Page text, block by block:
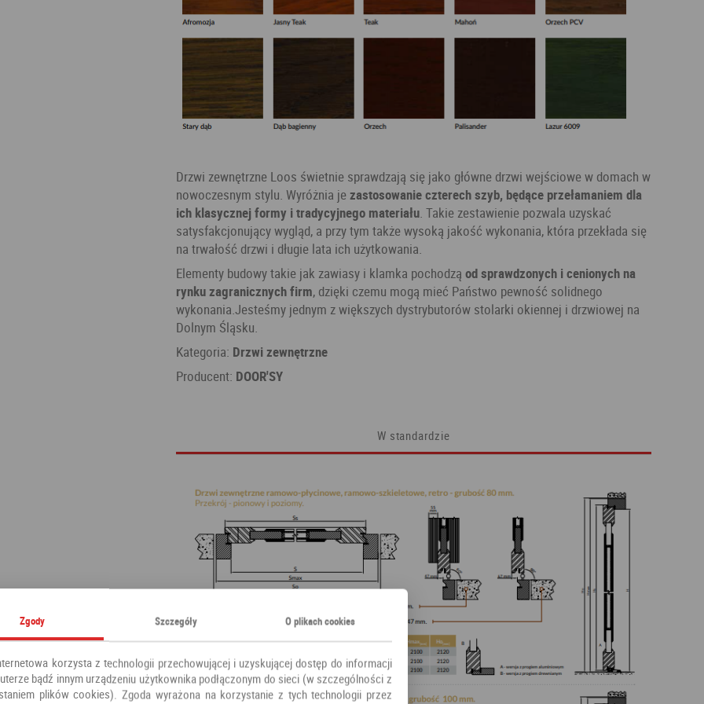
Drzwi zewnętrzne Loos świetnie sprawdzają się jako główne drzwi wejściowe w domach w
nowoczesnym stylu. Wyróżnia jezastosowanie czterech szyb, będące przełamaniem dla
ich klasycznej formy i tradycyjnego materiału. Takie zestawienie pozwala uzyskać
satysfakcjonujący wygląd, a przy tym także wysoką jakość wykonania, która przekłada się
na trwałość drzwi i długie lata ich użytkowania.
Elementy budowy takie jak zawiasy i klamka pochodzą od sprawdzonych i cenionych na
rynku zagranicznych firm, dzięki czemu mogą mieć Państwo pewność solidnego
wykonania.Jesteśmy jednym z większych dystrybutorów stolarki okiennej i drzwiowej na
Dolnym Śląsku.
Kategoria: Drzwi zewnętrzne
Producent: DOOR'SY
W standardzie
Zgody Szczegóły O plikach cookies
korzysta z technologii przechowującej i uzyskującej dostęp do informacji
bądź innym urządzeniu użytkownika podłączonym do sieci (w szczególności z
plików cookies). Zgoda wyrażona na korzystanie z tych technologii przez